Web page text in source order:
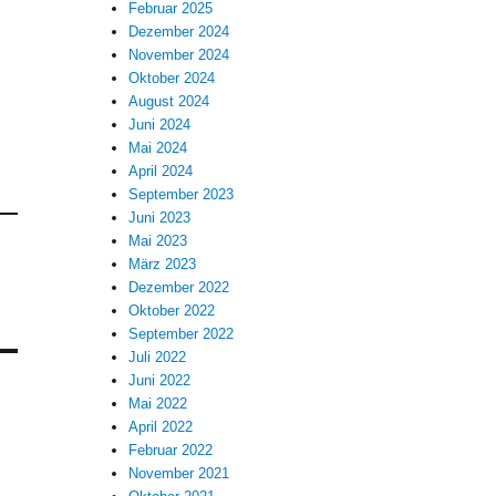
Februar 2025
Dezember 2024
November 2024
Oktober 2024
August 2024
Juni 2024
Mai 2024
April 2024
September 2023
Juni 2023
Mai 2023
März 2023
Dezember 2022
Oktober 2022
September 2022
Juli 2022
Juni 2022
Mai 2022
April 2022
Februar 2022
November 2021